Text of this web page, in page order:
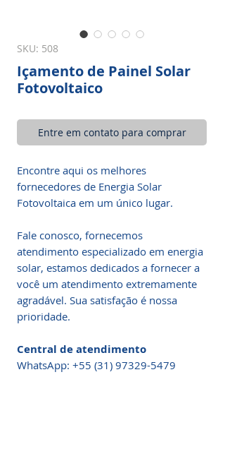
SKU: 508
Içamento de Painel Solar
Fotovoltaico
Entre em contato para comprar
Encontre aqui os melhores
fornecedores de Energia Solar
Fotovoltaica em um único lugar.
Fale conosco, fornecemos
atendimento especializado em energia
solar, estamos dedicados a fornecer a
você um atendimento extremamente
agradável. Sua satisfação é nossa
prioridade.
Central de atendimento
WhatsApp: +55 (31) 97329-5479​